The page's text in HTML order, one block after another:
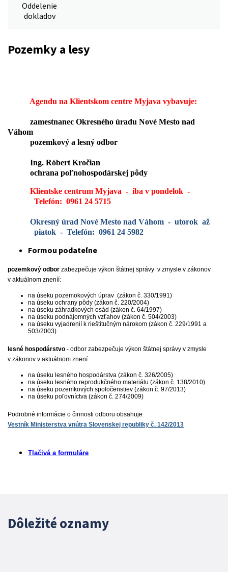
Oddelenie
dokladov
Pozemky a lesy
Agendu na Klientskom centre Myjava vybavuje:
zamestnanec Okresného úradu Nové Mesto nad
Váhom
pozemkový a lesný odbor
Ing. Róbert Kročian
ochrana poľnohospodárskej pôdy
Klientske centrum Myjava - iba v pondelok -
Telefón: 0961 24 5715
Okresný úrad Nové Mesto nad Váhom - utorok až
piatok - Telefón: 0961 24 5982
Formou podateľne
pozemkový odbor zabezpečuje výkon štátnej správy v zmysle v zákonov
v aktuálnom zneníí:
na úseku pozemokových úprav (zákon č. 330/1991)
na úseku ochrany pôdy (zákon č. 220/2004)
na úseku záhradkových osád (zákon č. 64/1997)
na úseku podnájomných vzťahov (zákon č. 504/2003)
na úseku vyjadrenií k rieštitučným nárokom (zákon č. 229/1991 a
503/2003)
lesné hospodárstvo - odbor zabezpečuje výkon štátnej správy v zmysle
v zákonov v aktuálnom znení :
na úseku lesného hospodárstva (zákon č. 326/2005)
na úseku lesného reprodukčného materiálu (zákon č. 138/2010)
na úseku pozemkových spoločenstiev (zákon č. 97/2013)
na úseku poľovníctva (zákon č. 274/2009)
Podrobné informácie o činnosti odboru obsahuje
Vestník Ministerstva vnútra Slovenskej republiky č. 142/2013
Tlačivá a formuláre
Dôležité oznamy